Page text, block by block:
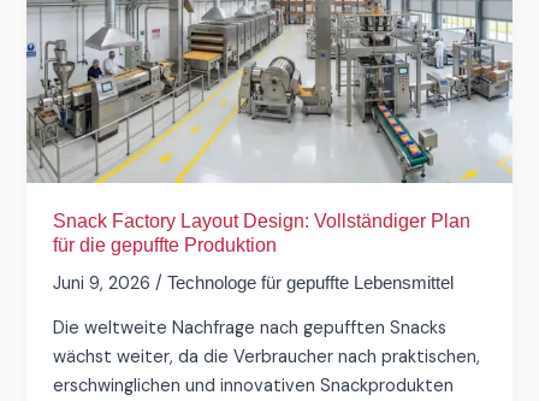
Snack Factory Layout Design: Vollständiger Plan
für die gepuffte Produktion
Juni 9, 2026/Technologe für gepuffte Lebensmittel
Die weltweite Nachfrage nach gepufften Snacks
wächst weiter, da die Verbraucher nach praktischen,
erschwinglichen und innovativen Snackprodukten
Design:
Vollständiger
Plan
für
die
gepuffte
Produktion